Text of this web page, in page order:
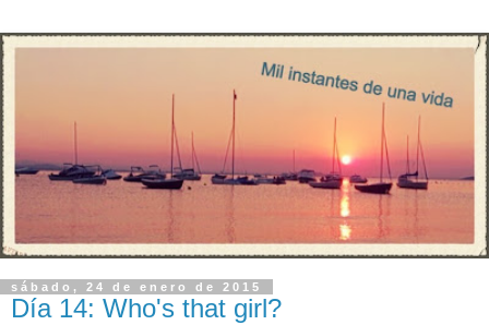
sábado, 24 de enero de 2015
Día 14: Who's that girl?